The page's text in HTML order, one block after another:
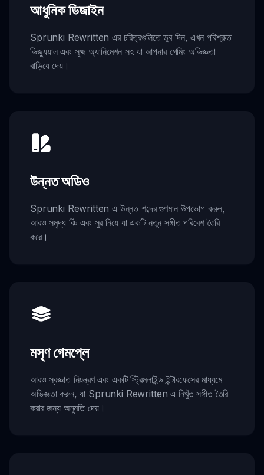
আধুনিক ডিজাইন
Sprunki Rewritten এর চরিত্রগুলিতে ডুব দিন, এখন পরিশ্রুত
ভিজ্যুয়াল এবং সূক্ষ্ম অ্যানিমেশন সহ যা আপনার গেমিং অভিজ্ঞতা
বাড়িয়ে দেয়।
উন্নত অডিও
Sprunki Rewritten এ উন্নত শব্দের গুণমান উপভোগ করুন,
আরও সমৃদ্ধ বিট এবং সুর নিয়ে যা একটি নতুন সঙ্গীত পরিবেশ তৈরি
করে।
মসৃণ গেমপ্লে
আরও স্বজ্ঞাত নিয়ন্ত্রণ এবং একটি স্ট্রিমলাইন্ড ইন্টারফেসের মাধ্যমে
অভিজ্ঞতা করুন, যা Sprunki Rewritten এ নিখুঁত সঙ্গীত তৈরি
করার জন্য অনুমতি দেয়।